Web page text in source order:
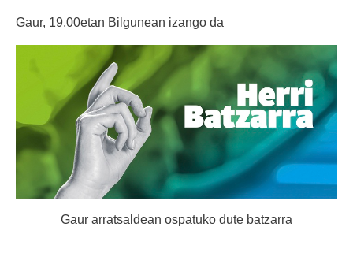
Gaur, 19,00etan Bilgunean izango da
Gaur arratsaldean ospatuko dute batzarra